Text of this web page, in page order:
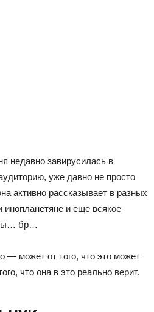
недавно завирусилась в
уже давно не просто
активно рассказывает в разных
инопланетяне и еще всякое
бр…
— может от того, что это может
что она в это реально верит.